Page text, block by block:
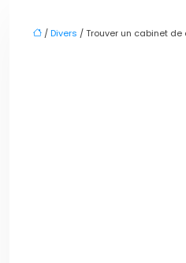
/Divers / Trouver un cabinet